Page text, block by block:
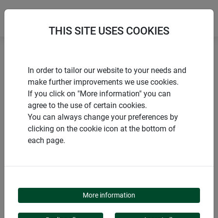
Accueil Accessoire pour grillage Raidisseur
PRODUITS
RAIDISSEUR
THIS SITE USES COOKIES
In order to tailor our website to your needs and
make further improvements we use cookies.
If you click on "More information" you can
agree to the use of certain cookies.
You can always change your preferences by
clicking on the cookie icon at the bottom of
each page.
More information